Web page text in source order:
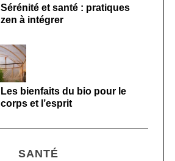
Sérénité et santé : pratiques
zen à intégrer
Les bienfaits du bio pour le
corps et l’esprit
SANTÉ